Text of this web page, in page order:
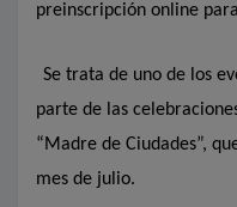
preinscripción online
Se trata de uno de los
parte de las
“Madre de Ciudades”,
mes de julio.